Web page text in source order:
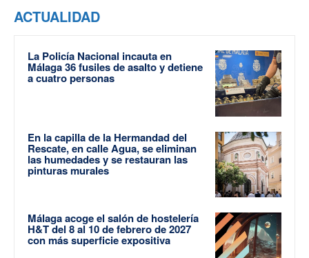
ACTUALIDAD
La Policía Nacional incauta en
Málaga 36 fusiles de asalto y detiene
a cuatro personas
En la capilla de la Hermandad del
Rescate, en calle Agua, se eliminan
las humedades y se restauran las
pinturas murales
Málaga acoge el salón de hostelería
H&T del 8 al 10 de febrero de 2027
con más superficie expositiva